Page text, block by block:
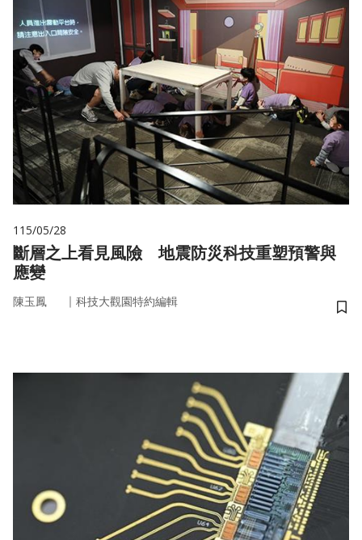
115/05/28
斷層之上看見風險 地震防災科技重塑預警與
應變
陳玉鳳 ｜ 科技大觀園特約編輯
儲